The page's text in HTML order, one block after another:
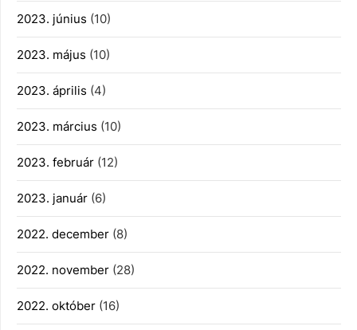
2023. június (10)
2023. május (10)
2023. április (4)
2023. március (10)
2023. február (12)
2023. január (6)
2022. december (8)
2022. november (28)
2022. október (16)